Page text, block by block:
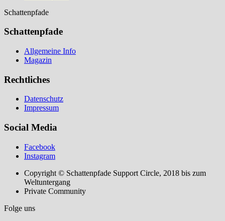
Schattenpfade
Schattenpfade
Allgemeine Info
Magazin
Rechtliches
Datenschutz
Impressum
Social Media
Facebook
Instagram
Copyright © Schattenpfade Support Circle, 2018 bis zum
Weltuntergang
Private Community
Folge uns